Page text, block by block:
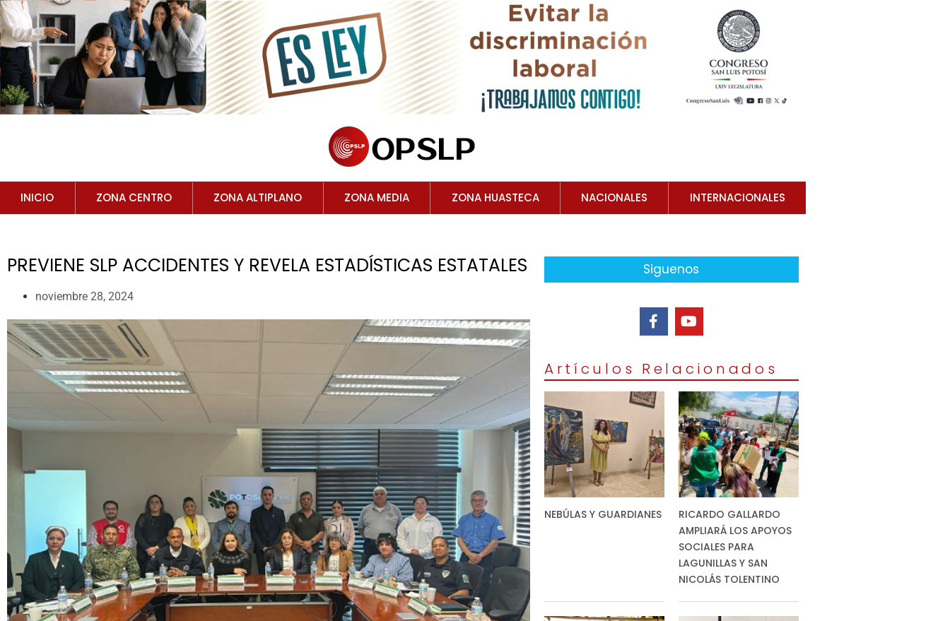
INICIO ZONA CENTRO ZONA ALTIPLANO ZONA MEDIA ZONA HUASTECA NACIONALES INTERNACIONALES
PREVIENE SLP ACCIDENTES Y REVELA ESTADÍSTICAS ESTATALES
noviembre 28, 2024
Siguenos
Artículos Relacionados
NEBÚLAS Y GUARDIANES
RICARDO GALLARDO
AMPLIARÁ LOS APOYOS
SOCIALES PARA
LAGUNILLAS Y SAN
NICOLÁS TOLENTINO